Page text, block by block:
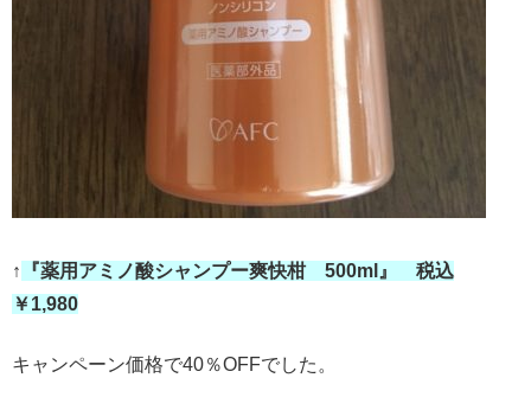
↑
『薬用アミノ酸シャンプー爽快柑 500ml』 税込
￥1,980
キャンペーン価格で40％OFFでした。